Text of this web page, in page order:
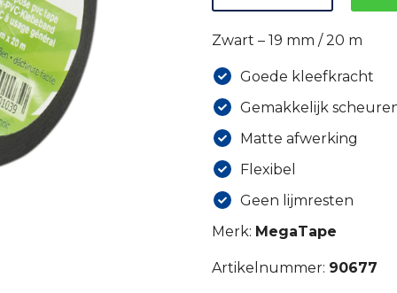
Zwart – 19 mm / 20 m
Goede kleefkracht
Gemakkelijk
Matte afwerking
Flexibel
Geen lijmresten
Merk: MegaTape
Artikelnummer: 90677